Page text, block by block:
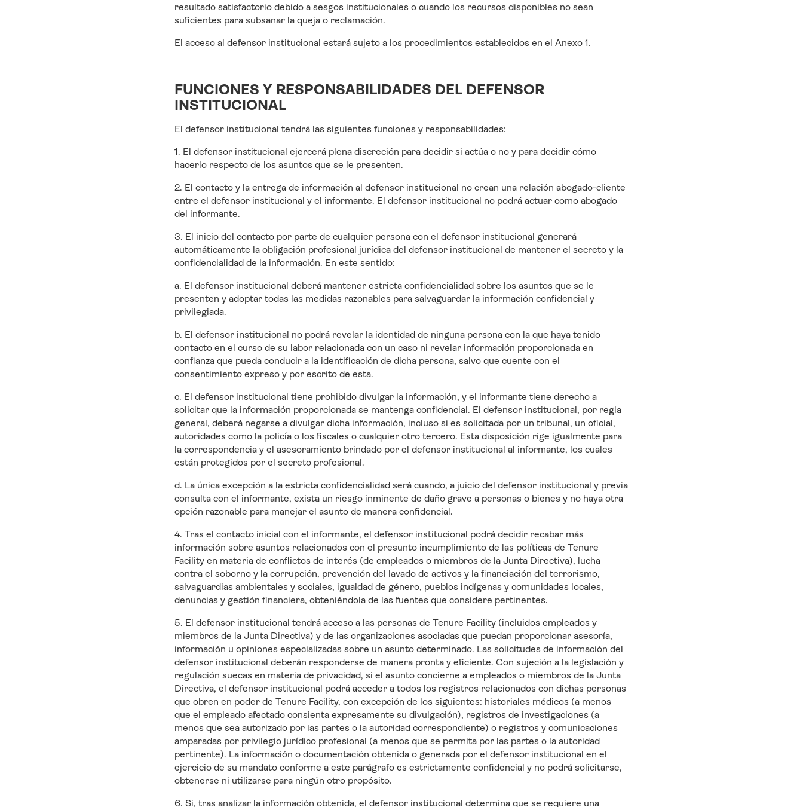
resultado satisfactorio debido a sesgos institucionales o cuando los recursos disponibles no sean
suficientes para subsanar la queja o reclamación.
El acceso al defensor institucional estará sujeto a los procedimientos establecidos en el Anexo 1.
FUNCIONES Y RESPONSABILIDADES DEL DEFENSOR
INSTITUCIONAL
El defensor institucional tendrá las siguientes funciones y responsabilidades:
1. El defensor institucional ejercerá plena discreción para decidir si actúa o no y para decidir cómo
hacerlo respecto de los asuntos que se le presenten.
2. El contacto y la entrega de información al defensor institucional no crean una relación abogado-cliente
entre el defensor institucional y el informante. El defensor institucional no podrá actuar como abogado
del informante.
3. El inicio del contacto por parte de cualquier persona con el defensor institucional generará
automáticamente la obligación profesional jurídica del defensor institucional de mantener el secreto y la
confidencialidad de la información. En este sentido:
a. El defensor institucional deberá mantener estricta confidencialidad sobre los asuntos que se le
presenten y adoptar todas las medidas razonables para salvaguardar la información confidencial y
privilegiada.
b. El defensor institucional no podrá revelar la identidad de ninguna persona con la que haya tenido
contacto en el curso de su labor relacionada con un caso ni revelar información proporcionada en
confianza que pueda conducir a la identificación de dicha persona, salvo que cuente con el
consentimiento expreso y por escrito de esta.
c. El defensor institucional tiene prohibido divulgar la información, y el informante tiene derecho a
solicitar que la información proporcionada se mantenga confidencial. El defensor institucional, por regla
general, deberá negarse a divulgar dicha información, incluso si es solicitada por un tribunal, un oficial,
autoridades como la policía o los fiscales o cualquier otro tercero. Esta disposición rige igualmente para
la correspondencia y el asesoramiento brindado por el defensor institucional al informante, los cuales
están protegidos por el secreto profesional.
d. La única excepción a la estricta confidencialidad será cuando, a juicio del defensor institucional y previa
consulta con el informante, exista un riesgo inminente de daño grave a personas o bienes y no haya otra
opción razonable para manejar el asunto de manera confidencial.
4. Tras el contacto inicial con el informante, el defensor institucional podrá decidir recabar más
información sobre asuntos relacionados con el presunto incumplimiento de las políticas de Tenure
Facility en materia de conflictos de interés (de empleados o miembros de la Junta Directiva), lucha
contra el soborno y la corrupción, prevención del lavado de activos y la financiación del terrorismo,
salvaguardias ambientales y sociales, igualdad de género, pueblos indígenas y comunidades locales,
denuncias y gestión financiera, obteniéndola de las fuentes que considere pertinentes.
5. El defensor institucional tendrá acceso a las personas de Tenure Facility (incluidos empleados y
miembros de la Junta Directiva) y de las organizaciones asociadas que puedan proporcionar asesoría,
información u opiniones especializadas sobre un asunto determinado. Las solicitudes de información del
defensor institucional deberán responderse de manera pronta y eficiente. Con sujeción a la legislación y
regulación suecas en materia de privacidad, si el asunto concierne a empleados o miembros de la Junta
Directiva, el defensor institucional podrá acceder a todos los registros relacionados con dichas personas
que obren en poder de Tenure Facility, con excepción de los siguientes: historiales médicos (a menos
que el empleado afectado consienta expresamente su divulgación), registros de investigaciones (a
menos que sea autorizado por las partes o la autoridad correspondiente) o registros y comunicaciones
amparadas por privilegio jurídico profesional (a menos que se permita por las partes o la autoridad
pertinente). La información o documentación obtenida o generada por el defensor institucional en el
ejercicio de su mandato conforme a este parágrafo es estrictamente confidencial y no podrá solicitarse,
obtenerse ni utilizarse para ningún otro propósito.
6. Si, tras analizar la información obtenida, el defensor institucional determina que se requiere una